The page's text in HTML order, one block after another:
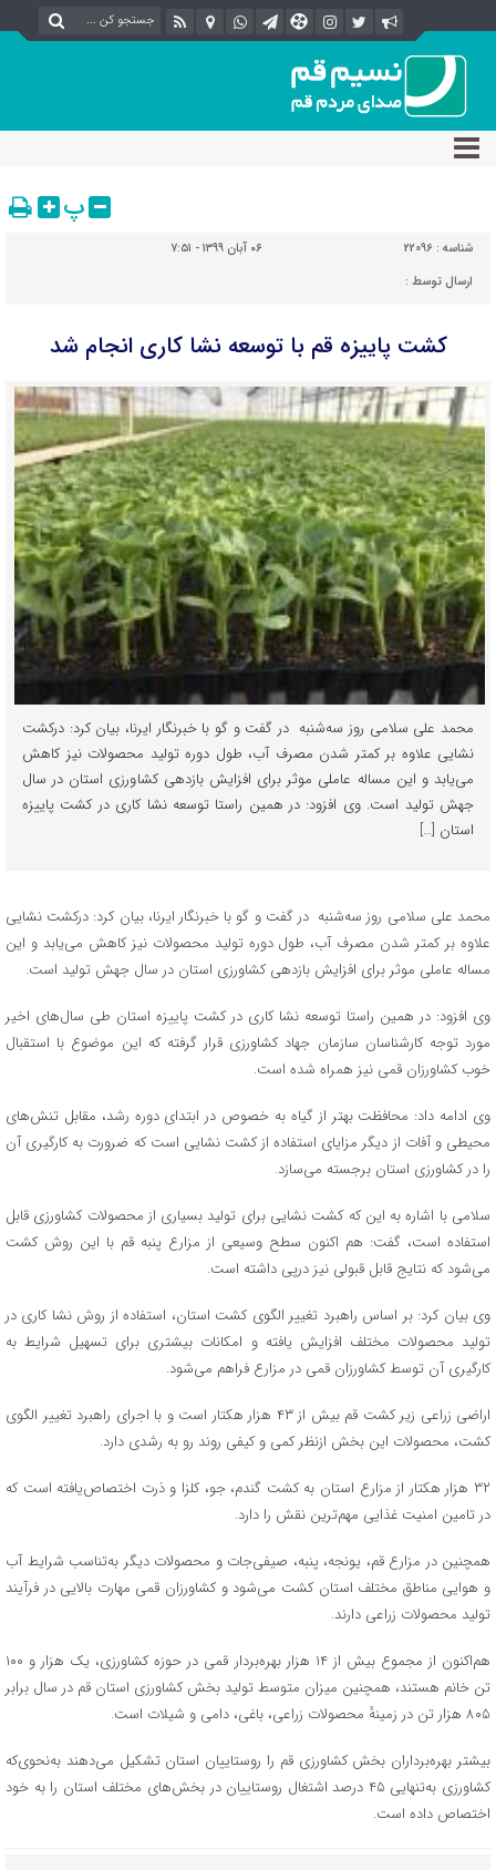
پ
شناسه : 22096
۰۶ آبان ۱۳۹۹ - ۷:۵۱
ارسال توسط :
کشت پاییزه قم با توسعه نشا کاری انجام شد
محمد علی سلامی روز سه‌شنبه در گفت و گو با خبرنگار ایرنا،‌ بیان کرد: درکشت
نشایی علاوه بر کمتر شدن مصرف آب،‌ طول دوره تولید محصولات نیز کاهش
می‌یابد و این مساله عاملی موثر برای افزایش بازدهی کشاورزی استان در سال
جهش تولید است. وی افزود: در همین راستا توسعه نشا کاری در کشت پاییزه
استان […]
محمد علی سلامی روز سه‌شنبه در گفت و گو با خبرنگار ایرنا،‌ بیان کرد: درکشت نشایی
علاوه بر کمتر شدن مصرف آب،‌ طول دوره تولید محصولات نیز کاهش می‌یابد و این
مساله عاملی موثر برای افزایش بازدهی کشاورزی استان در سال جهش تولید است.
وی افزود: در همین راستا توسعه نشا کاری در کشت پاییزه استان طی سال‌های اخیر
مورد توجه کارشناسان سازمان جهاد کشاورزی قرار گرفته که این موضوع با استقبال
خوب کشاورزان قمی نیز همراه شده است.
وی ادامه داد: محافظت بهتر از گیاه به خصوص در ابتدای دوره رشد، مقابل تنش‌های
محیطی و آفات از دیگر مزایای استفاده از کشت نشایی است که ضرورت به کارگیری آن
را در کشاورزی استان برجسته می‌سازد.
سلامی با اشاره به این که کشت نشایی برای تولید بسیاری از محصولات کشاورزی قابل
استفاده است، گفت: هم اکنون سطح وسیعی از مزارع پنبه قم با این روش کشت
می‌شود که نتایج قابل قبولی نیز درپی داشته است.
وی بیان کرد:‌ بر اساس راهبرد تغییر الگوی کشت استان، استفاده از روش نشا کاری در
تولید محصولات مختلف افزایش یافته و امکانات بیشتری برای تسهیل شرایط به
کارگیری آن توسط کشاورزان قمی در مزارع فراهم می‌شود.
اراضی زراعی زیر کشت قم بیش از ۴۳ هزار هکتار است و با اجرای راهبرد تغییر الگوی
کشت، محصولات این بخش ازنظر کمی و کیفی روند رو به رشدی دارد.
۳۲ هزار هکتار از مزارع استان به کشت گندم،‌ جو، کلزا و ذرت اختصاص‌یافته است که
در تامین امنیت غذایی مهم‌ترین نقش را دارد.
همچنین در مزارع قم،‌ یونجه، پنبه، صیفی‌جات و محصولات دیگر به‌تناسب شرایط آب
و هوایی مناطق مختلف استان کشت می‌شود و کشاورزان قمی مهارت بالایی در فرآیند
تولید محصولات زراعی دارند.
هم‌اکنون از مجموع بیش از ۱۴ هزار بهره‌بردار قمی در حوزه کشاورزی، یک هزار و ۱۰۰
تن خانم هستند،‌ همچنین میزان متوسط تولید بخش کشاورزی استان قم در سال برابر
۸۰۵ هزار تن در زمینهٔ محصولات زراعی،‌ باغی،‌ دامی و شیلات است.
بیشتر بهره‌برداران بخش کشاورزی قم را روستاییان استان تشکیل می‌دهند به‌نحوی‌که
کشاورزی به‌تنهایی ۴۵ درصد اشتغال روستاییان در بخش‌های مختلف استان را به خود
اختصاص داده است.